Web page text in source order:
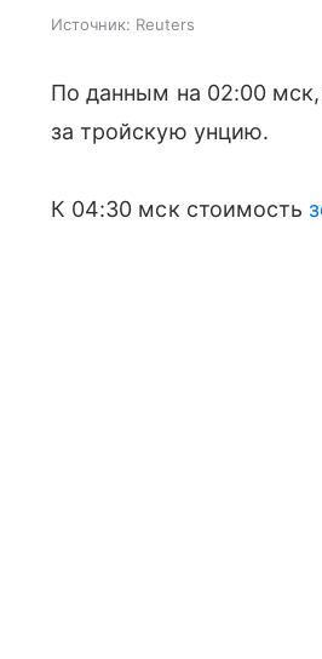
Источник: Reuters
По данным на 02:00 мск,
за тройскую унцию.
К 04:30 мск стоимость